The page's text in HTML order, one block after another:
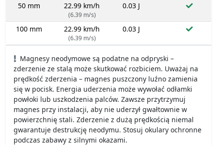
50 mm 22.99 km/h
(6.39 m/s)
0.03 J
100 mm 22.99 km/h
(6.39 m/s)
0.03 J
Magnesy neodymowe są podatne na odpryski –
zderzenie ze stalą może skutkować rozbiciem. Uważaj na
prędkość zderzenia – magnes puszczony luźno zamienia
się w pocisk. Energia uderzenia może wywołać odłamki
powłoki lub uszkodzenia palców. Zawsze przytrzymuj
magnes przy instalacji, aby nie uderzył gwałtownie w
powierzchnię stali. Zderzenie z dużą prędkością niemal
gwarantuje destrukcję neodymu. Stosuj okulary ochronne
podczas zabawy z silnymi okazami.